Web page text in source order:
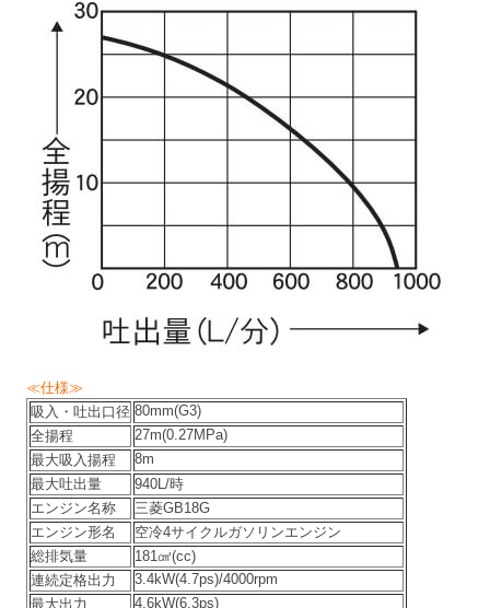
≪仕様≫
吸入・吐出口径 80mm(G3)
全揚程
27m(0.27MPa)
最大吸入揚程
8m
最大吐出量
940L/時
エンジン名称
三菱GB18G
エンジン形名
空冷4サイクルガソリンエンジン
総排気量
181㎤(cc)
連続定格出力
3.4kW(4.7ps)/4000rpm
最大出力
4.6kW(6.3ps)